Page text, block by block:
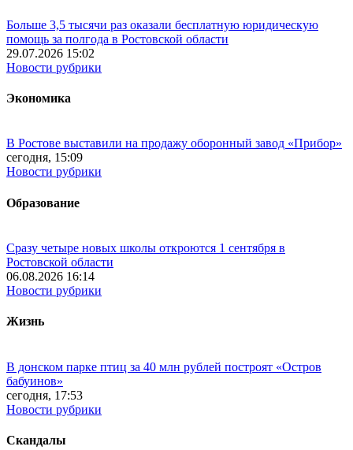
Больше 3,5 тысячи раз оказали бесплатную юридическую
помощь за полгода в Ростовской области
29.07.2026 15:02
Новости рубрики
Экономика
В Ростове выставили на продажу оборонный завод «Прибор»
сегодня, 15:09
Новости рубрики
Образование
Сразу четыре новых школы откроются 1 сентября в
Ростовской области
06.08.2026 16:14
Новости рубрики
Жизнь
В донском парке птиц за 40 млн рублей построят «Остров
бабуинов»
сегодня, 17:53
Новости рубрики
Скандалы